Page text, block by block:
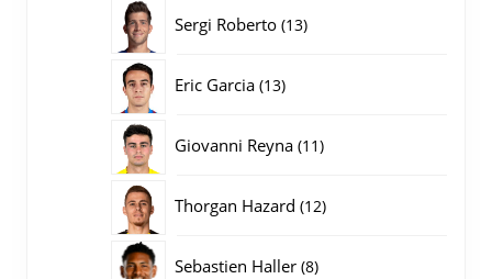
Sergi Roberto 1313
Eric Garcia 1313
Giovanni Reyna 1111
Thorgan Hazard 1212
Sebastien Haller 88